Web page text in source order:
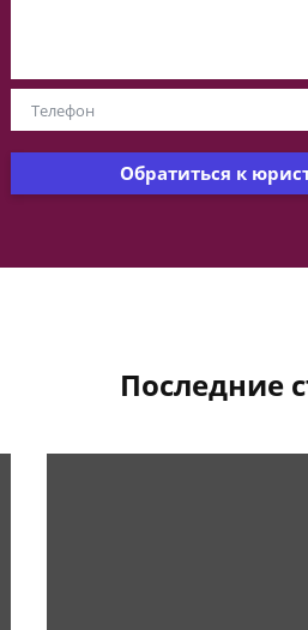
Обратиться к
Последние